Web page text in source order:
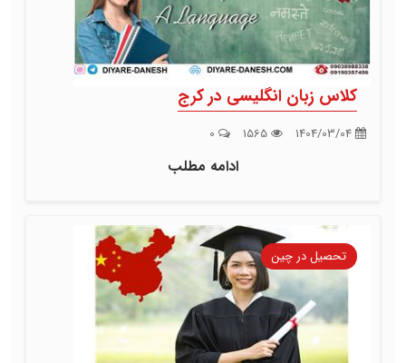
کلاس زبان انگلیسی در کرج
ادامه مطلب
تحصیل در چین